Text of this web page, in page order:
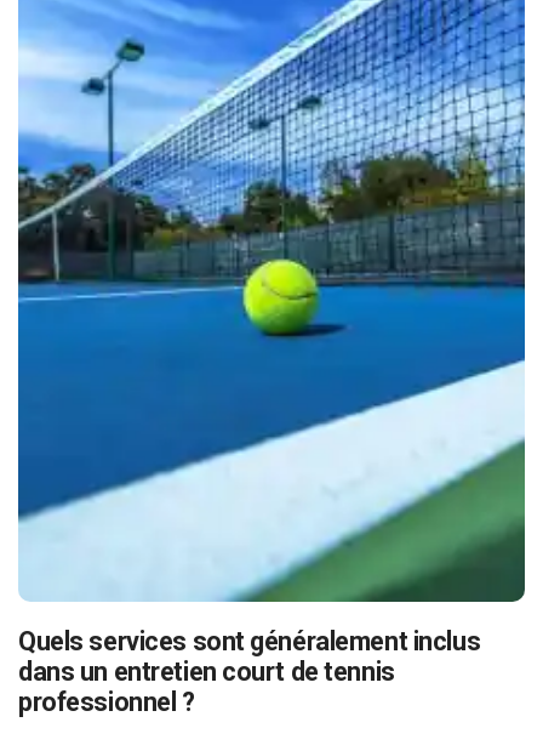
Quels services sont généralement inclus
dans un entretien court de tennis
professionnel ?